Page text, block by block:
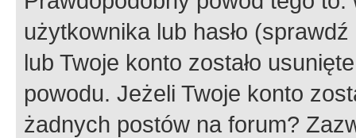
użytkownika lub hasło
lub Twoje konto zostało
powodu. Jeżeli Twoje konto
żadnych postów na forum?